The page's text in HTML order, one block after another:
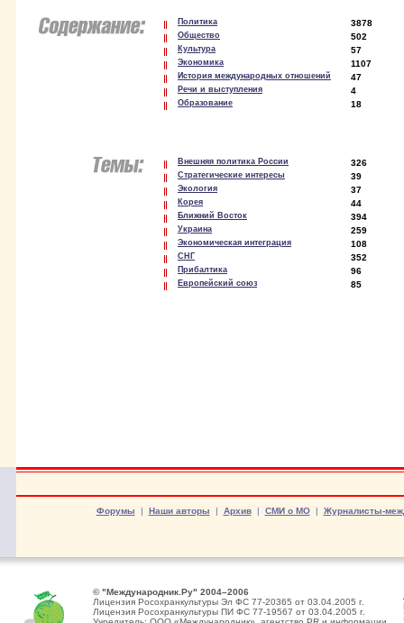
Политика 3878
Общество 502
Культура 57
Экономика 1107
История международных отношений 47
Речи и выступления 4
Образование 18
Внешняя политика России 326
Стратегические интересы 39
Экология 37
Корея 44
Ближний Восток 394
Украина 259
Экономическая интеграция 108
СНГ 352
Прибалтика 96
Европейский союз 85
Форумы | Наши авторы | Архив| СМИ о МО| Журналисты-
© "Международник.Ру" 2004–2006
Лицензия Росохранкультуры Эл ФС 77-20365 от 03.04.2005 г.
Лицензия Росохранкультуры ПИ ФС 77-19567 от 03.04.2005 г.